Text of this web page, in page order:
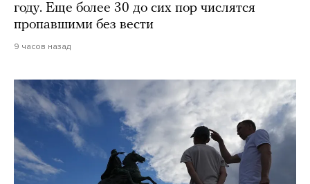
году. Еще более 30 до сих пор числятся
пропавшими без вести
9 часов назад